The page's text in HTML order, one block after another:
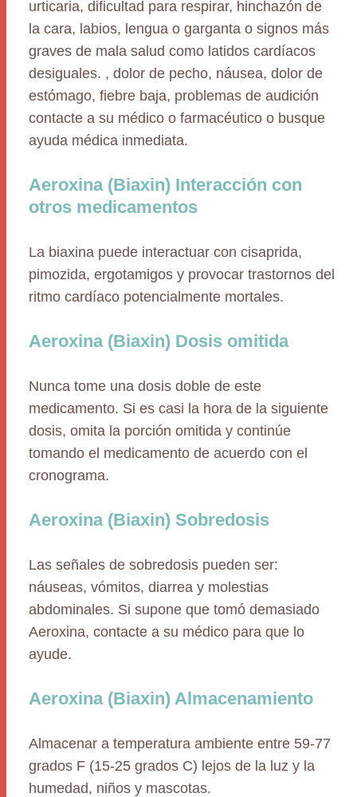
urticaria, dificultad para respirar, hinchazón de
la cara, labios, lengua o garganta o signos más
graves de mala salud como latidos cardíacos
desiguales. , dolor de pecho, náusea, dolor de
estómago, fiebre baja, problemas de audición
contacte a su médico o farmacéutico o busque
ayuda médica inmediata.
Aeroxina (Biaxin) Interacción con
otros medicamentos
La biaxina puede interactuar con cisaprida,
pimozida, ergotamigos y provocar trastornos del
ritmo cardíaco potencialmente mortales.
Aeroxina (Biaxin) Dosis omitida
Nunca tome una dosis doble de este
medicamento. Si es casi la hora de la siguiente
dosis, omita la porción omitida y continúe
tomando el medicamento de acuerdo con el
cronograma.
Aeroxina (Biaxin) Sobredosis
Las señales de sobredosis pueden ser:
náuseas, vómitos, diarrea y molestias
abdominales. Si supone que tomó demasiado
Aeroxina, contacte a su médico para que lo
ayude.
Aeroxina (Biaxin) Almacenamiento
Almacenar a temperatura ambiente entre 59-77
grados F (15-25 grados C) lejos de la luz y la
humedad, niños y mascotas.